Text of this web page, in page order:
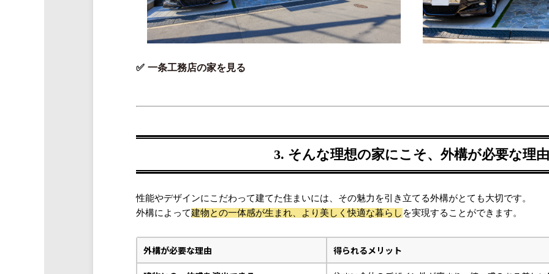
一条工務店の家を見る
3. そんな理想の家にこそ、外構が必要な理由
性能やデザインにこだわって建てた住まいには、その魅力を引き立てる外構がとても大切です。
外構によって建物との一体感が生まれ、より美しく快適な暮らし を実現することができます。
外構が必要な理由 得られるメリット